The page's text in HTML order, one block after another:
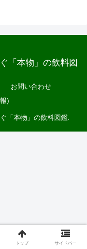
「本物」の飲料図
お問い合わせ
)
「本物」の飲料図鑑.
トップ サイドバー